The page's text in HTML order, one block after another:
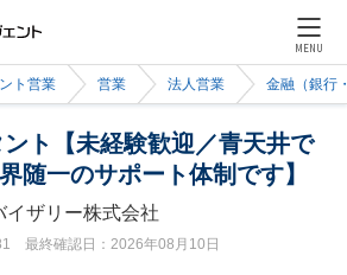
MENU
ト営業 営業 法人営業 金融（銀行
ト【未経験歓迎／青天井で
随一のサポート体制です】
イザリー株式会社
最終確認日：2026年08月10日